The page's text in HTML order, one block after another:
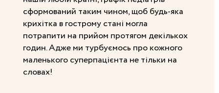
сформований таким чином, щоб будь-яка
крихітка в гострому стані могла
потрапити на прийом протягом декількох
годин. Адже ми турбуємось про кожного
маленького суперпацієнта не тільки на
словах!